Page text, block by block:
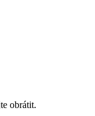
obrátit.